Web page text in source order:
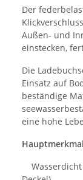
Der
Außen- und
einstecken,
Die
Einsatz auf
beständige
eine hohe
Wasserdicht